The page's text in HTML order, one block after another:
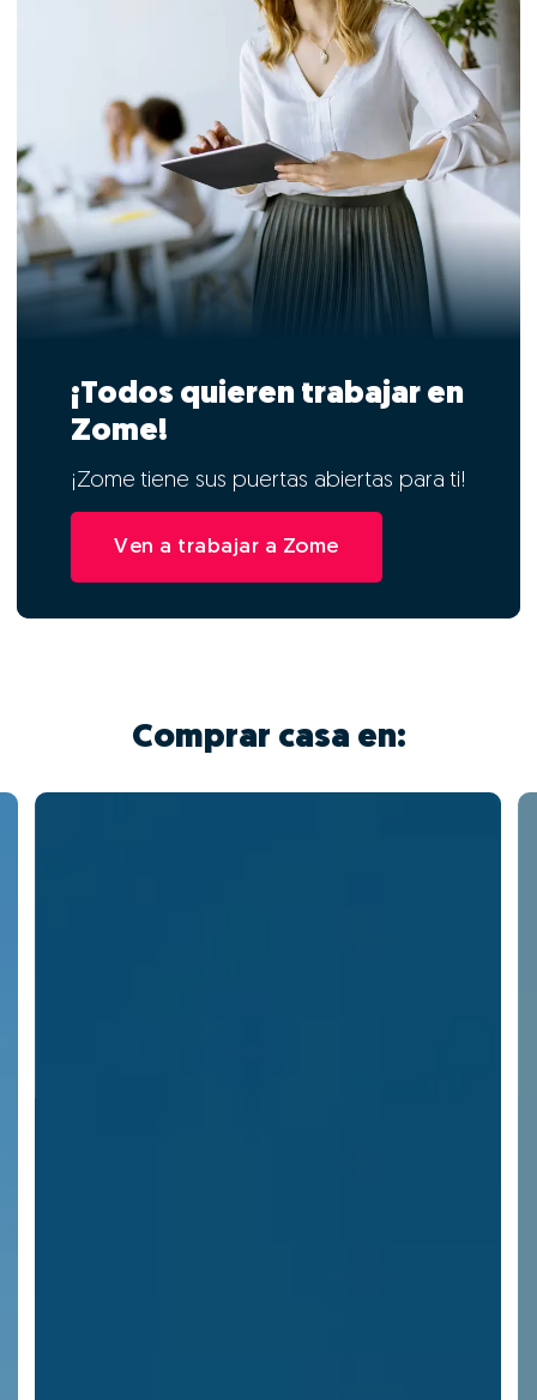
¡Todos quieren trabajar en
Zome!
¡Zome tiene sus puertas abiertas para ti!
Ven a trabajar a Zome
Comprar casa en: